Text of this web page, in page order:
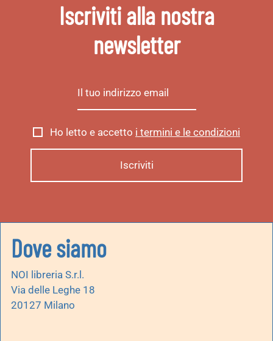
Iscriviti alla nostra
newsletter
Ho letto e accetto i termini e le condizioni
Dove siamo
NOI libreria S.r.l.
Via delle Leghe 18
20127 Milano